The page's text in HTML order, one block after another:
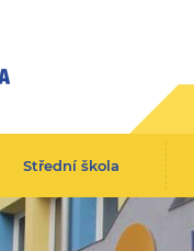
Střední škola